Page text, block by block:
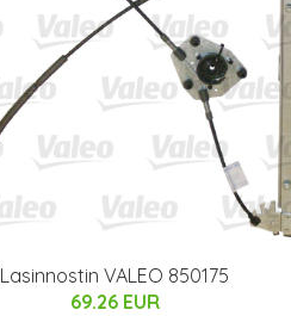
Lasinnostin VALEO 850175
69.26 EUR